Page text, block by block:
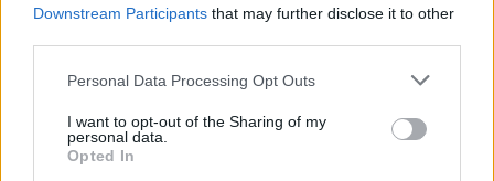
Downstream Participants that may further disclose it to other
Please note that this website/app uses one or more Google
not limited to your visit or usage behaviour. You may click to
grant or deny consent to Google and its third-party tags to
use your data for below specified purposes in below Google
Personal Data Processing Opt Outs
I want to opt-out of the Sharing of my
personal data.
Opted In
NEWS